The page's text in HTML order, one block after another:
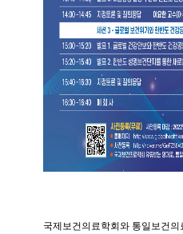
국제보건의료학회와 통일보건